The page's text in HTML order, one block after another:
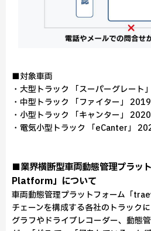
■対象車両
・大型トラック 「スーパーグレート
・中型トラック 「ファイター」
・小型トラック 「キャンター」
・電気小型トラック 「eCanter」
■業界横断型車両動態管理プラッ
Platform」について
車両動態管理プラットフォーム「
チェーンを構成する各社のトラック
グラフやドライブレコーダー、動態